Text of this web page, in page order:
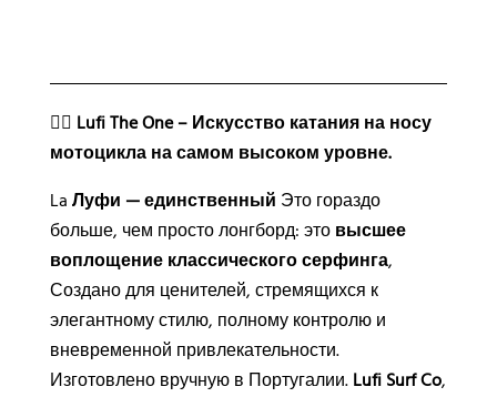
а
:
🏄‍♀️ Lufi The One – Искусство катания на носу
мотоцикла на самом высоком уровне.
La Луфи — единственный Это гораздо
больше, чем просто лонгборд: это высшее
воплощение классического серфинга,
Создано для ценителей, стремящихся к
элегантному стилю, полному контролю и
вневременной привлекательности.
Изготовлено вручную в Португалии. Lufi Surf Co,